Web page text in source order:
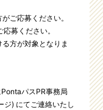
ご応募ください。
募ください。
方が対象となりま
パスPR事務局
) にてご連絡いたし